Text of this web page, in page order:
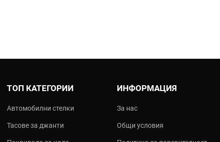
ТОП КАТЕГОРИИ
Автомобилни стелки
Тасове за джанти
ИНФОРМАЦИЯ
За нас
Общи условия